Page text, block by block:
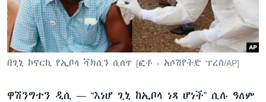
ቋንቋዎች
በጊኒ ኮናርኪ የኢቦላ ቫክሲን ሲሰጥ [ፎቶ - አሶሽየትድ ፕረስ/AP]
ዋሽንግተን ዲሲ — “እነሆ ጊኒ ከኢቦላ ነጻ ሆነች” ሲሉ ዓለም